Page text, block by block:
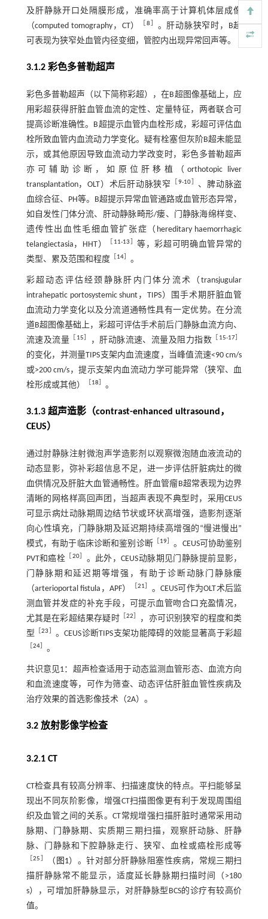
及肝静脉开口处隔膜形成，准确率高于计算机体层成像
（computed tomography，CT）
8
。肝动脉狭窄时，B超
可表现为狭窄处血管内径变细，管腔内出现异常回声等。
3.1.2 彩色多普勒超声
彩色多普勒超声（以下简称彩超），在B超图像基础上，应
用彩超获得肝脏血管血流的定性、定量特征，两者联合可
提高诊断准确性。B超提示血管内血栓形成，彩超可评估血
栓所致血管内血流动力学变化。疑有栓塞但灰阶B超未能显
示，或其他原因导致血流动力学改变时，彩色多普勒超声
亦可辅助诊断，如原位肝移植（orthotopic liver
transplantation，OLT）术后肝动脉狭窄
9-10］ 、脾动脉盗
血综合征、PH等。B超提示异常血管通路或血管形态异常，
如自发性门体分流、肝动静脉畸形/瘘、门静脉海绵样变、
遗传性出血性毛细血管扩张症（hereditary haemorrhagic
telangiectasia，HHT）
11-13 ］等，彩超可明确血管异常的
类型、累及范围和程度［ 14］ 。
彩超动态评估经颈静脉肝内门体分流术（transjugular
intrahepatic portosystemic shunt，TIPS）围手术期肝脏血管
血流动力学变化以及分流道通畅性具有一定优势。在分流
道B超图像基础上，彩超可评估手术前后门静脉血流方向、
流速及流量
15 ，肝动脉流速、流量及阻力指数 15-17］
的变化，并测量TIPS支架内血流速度，当峰值流速<90 cm/s
或>200 cm/s，提示支架内血流动力学可能异常（狭窄、血
栓形成或其他）
18 。
3.1.3 超声造影（contrast-enhanced ultrasound，
CEUS）
通过肘静脉注射微泡声学造影剂以观察微泡随血液流动的
动态显影，弥补彩超信息不足，进一步评估肝脏病灶的微
血供情况及肝脏大血管通畅性。肝血管瘤B超常表现为边界
清晰的网格样高回声团，当超声表现不典型时，采用CEUS
可显示病灶动脉期周边结节状或环状高增强，造影剂逐渐
向心性填充，门静脉期及延迟期持续高增强的“慢进慢出”
模式，有助于临床诊断和鉴别诊断［ 19
。CEUS可协助鉴别
PVT和癌栓
20］ 。此外，CEUS动脉期见门静脉提前显影，
门静脉期和延迟期等增强，有助于诊断动脉门静脉瘘
（arterioportal fistula，APF）
21
。CEUS可作为OLT术后监
测血管并发症的补充手段，可提示血管吻合口充盈情况，
尤其是在彩超结果存疑时［ 22
，亦可识别狭窄的程度和类
型 ［23 。CEUS诊断TIPS支架功能障碍的效能显著高于彩超
24］ 。
共识意见1：超声检查适用于动态监测血管形态、血流方向
和血流速度等，可作为筛查、动态评估肝脏血管性疾病及
治疗效果的首选影像技术（2A）。
3.2 放射影像学检查
3.2.1 CT
CT检查具有较高分辨率、扫描速度快的特点。平扫能够呈
现出不同灰阶影像，增强CT扫描图像更有利于发现周围组
织及血管之间的关系。CT常规增强扫描肝脏时通常采用动
脉期、门静脉期、实质期三期扫描，观察肝动脉、肝静
脉、门静脉和下腔静脉走行、狭窄、血栓或癌栓形成等
［25 （ 图1）。针对部分肝静脉阻塞性疾病，常规三期扫
描肝静脉常不能显示，适度延长静脉期扫描时间（>180
s），可增加肝静脉显示，对肝静脉型BCS的诊疗有较高价
值。